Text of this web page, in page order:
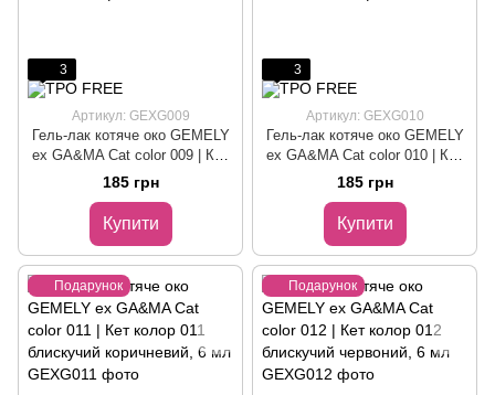
3
Артикул: GEXG009
Гель-лак котяче око GEMELY
ex GA&MA Cat color 009 | Кет
колор 009 блискучий
персиковий, 6 мл
185 грн
Купити
3
Артикул: GEXG010
Гель-лак котяче око GEMELY
ex GA&MA Cat color 010 | Кет
колор 010 блискучий
теракотовий, 6 мл
185 грн
Купити
Подарунок Подарунок